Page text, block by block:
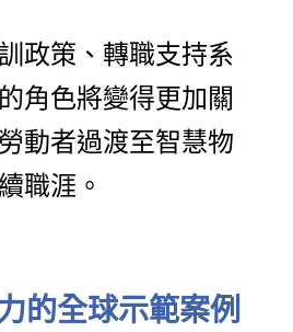
政策、轉職支持系
角色將變得更加關
動者過渡至智慧物
職涯。
的全球示範案例